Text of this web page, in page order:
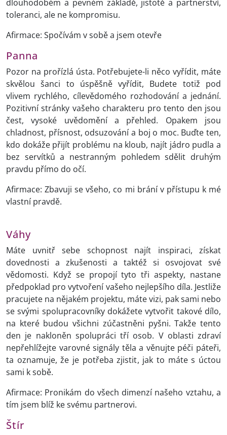
dlouhodobém a pevném základě, jistotě a partnerství,
toleranci, ale ne kompromisu.
Afirmace: Spočívám v sobě a jsem otevře
Panna
Pozor na prořízlá ústa. Potřebujete-li něco vyřídit, máte
skvělou šanci to úspěšně vyřídit, Budete totiž pod
vlivem rychlého, cílevědomého rozhodování a jednání.
Pozitivní stránky vašeho charakteru pro tento den jsou
čest, vysoké uvědomění a přehled. Opakem jsou
chladnost, přísnost, odsuzování a boj o moc. Buďte ten,
kdo dokáže přijít problému na kloub, najít jádro pudla a
bez servítků a nestranným pohledem sdělit druhým
pravdu přímo do očí.
Afirmace: Zbavuji se všeho, co mi brání v přístupu k mé
vlastní pravdě.
Váhy
Máte uvnitř sebe schopnost najít inspiraci, získat
dovednosti a zkušenosti a taktéž si osvojovat své
vědomosti. Když se propojí tyto tři aspekty, nastane
předpoklad pro vytvoření vašeho nejlepšího díla. Jestliže
pracujete na nějakém projektu, máte vizi, pak sami nebo
se svými spolupracovníky dokážete vytvořit takové dílo,
na které budou všichni zúčastněni pyšni. Takže tento
den je nakloněn spolupráci tří osob. V oblasti zdraví
nepřehlížejte varovné signály těla a věnujte péči páteři,
ta oznamuje, že je potřeba zjistit, jak to máte s úctou
sami k sobě.
Afirmace: Pronikám do všech dimenzí našeho vztahu, a
tím jsem blíž ke svému partnerovi.
Štír